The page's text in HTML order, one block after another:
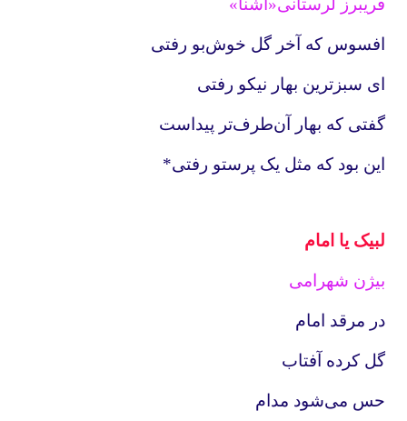
افسوس که آخر گل خوش‌‌بو رفتی
ای سبزترین بهار نیکو رفتی
گفتی که بهار آن‌طرف‌تر پیداست
این بود که مثل یک پرستو رفتی*
لبیک یا امام
بیژن شهرامی
در مرقد امام
گل کرده آفتاب
حس می‌شود مدام